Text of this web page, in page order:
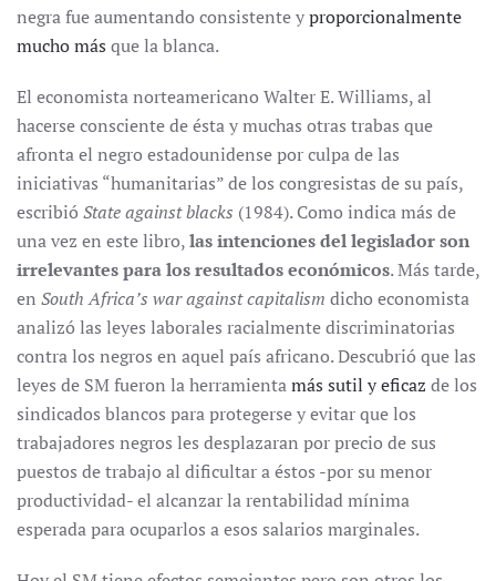
negra fue aumentando consistente yproporcionalmente
mucho más que la blanca.
El economista norteamericano Walter E. Williams, al
hacerse consciente de ésta y muchas otras trabas que
afronta el negro estadounidense por culpa de las
iniciativas “humanitarias” de los congresistas de su país,
escribió State against blacks (1984). Como indica más de
una vez en este libro,las intenciones del legislador son
irrelevantes para los resultados económicos. Más tarde,
en South Africa’s war against capitalism dicho economista
analizó las leyes laborales racialmente discriminatorias
contra los negros en aquel país africano. Descubrió que las
leyes de SM fueron la herramientamás sutil y eficaz de los
sindicados blancos para protegerse y evitar que los
trabajadores negros les desplazaran por precio de sus
puestos de trabajo al dificultar a éstos -por su menor
productividad- el alcanzar la rentabilidad mínima
esperada para ocuparlos a esos salarios marginales.